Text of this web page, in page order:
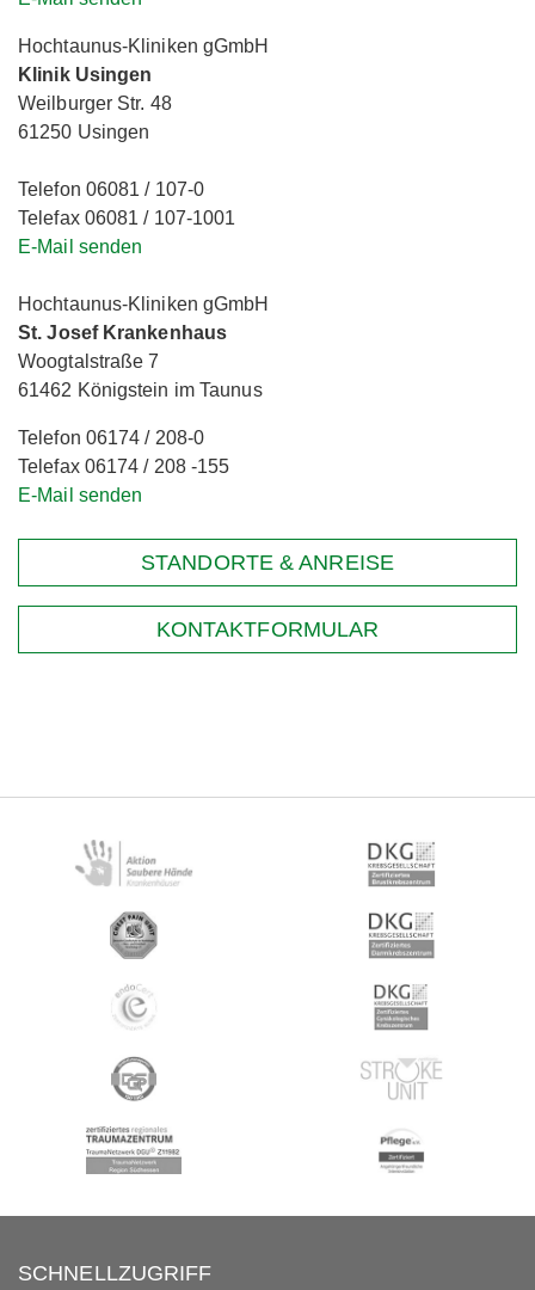
Hochtaunus-Kliniken gGmbH
Klinik Usingen
Weilburger Str. 48
61250 Usingen
Telefon 06081 / 107-0
Telefax 06081 / 107-1001
E-Mail senden
Hochtaunus-Kliniken gGmbH
St. Josef Krankenhaus
Woogtalstraße 7
61462 Königstein im Taunus
Telefon 06174 / 208-0
Telefax 06174 / 208 -155
E-Mail senden
STANDORTE & ANREISE
KONTAKTFORMULAR
SCHNELLZUGRIFF